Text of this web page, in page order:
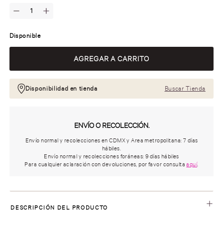
Disponible
Disponibilidad en tienda Buscar Tienda
ENVÍO O RECOLECCIÓN.
Envío normal y recolecciones en CDMX y Area metropolitana: 7 días
hábiles.
Envío normal y recolecciones foráneas: 9 días hábiles
Para cualquier aclaración con devoluciones, por favor consultaaquí.
DESCRIPCIÓN DEL PRODUCTO